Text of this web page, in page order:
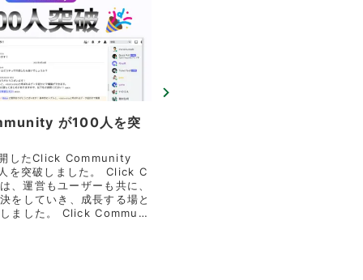
が100人を突
したClick Community
突破しました。 Click C
、運営もユーザーも共に、
をしていき、成長する場と
Click Communi